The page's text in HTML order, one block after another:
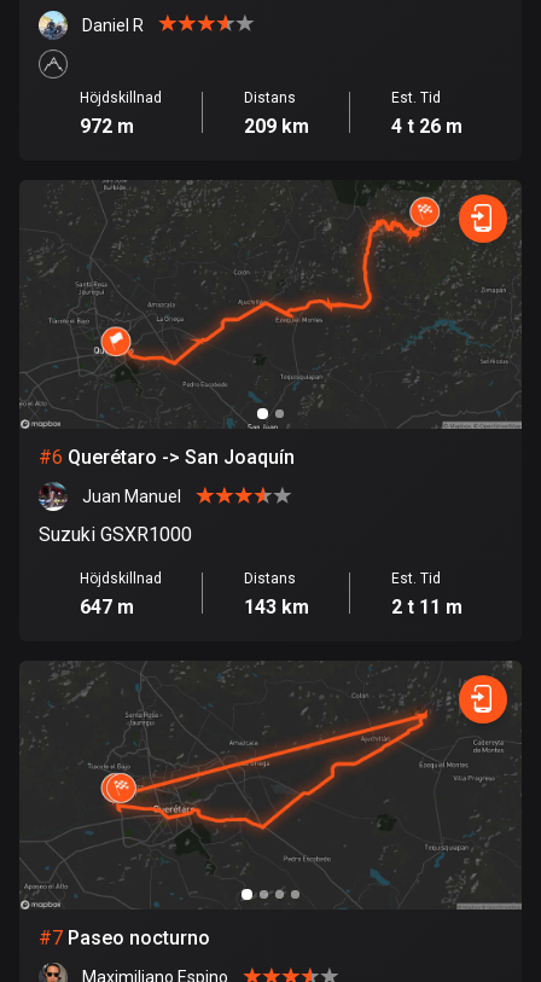
Danmark
Djibouti
Dominikanska republiken
99 rutter
Ecuador
520 rutter
Egypten
122 rutter
Ekvatorialguinea
El Salvador
Elfenbenskusten
Estland
1146 rutter
Etiopien
5 rutter
Färöarna
13 rutter
Fiji
1 rutt
Daniel R
Höjdskillnad
972 m
Distans
209 km
Est. Tid
4 t 26 m
#6 Querétaro -> San Joaquín
Juan Manuel
Suzuki GSXR1000
Höjdskillnad
647 m
Distans
143 km
Est. Tid
2 t 11 m
#7 Paseo nocturno
Maximiliano Espino